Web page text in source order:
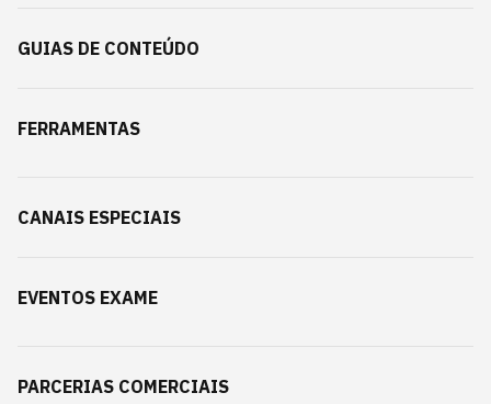
GUIAS DE CONTEÚDO
FERRAMENTAS
CANAIS ESPECIAIS
EVENTOS EXAME
PARCERIAS COMERCIAIS